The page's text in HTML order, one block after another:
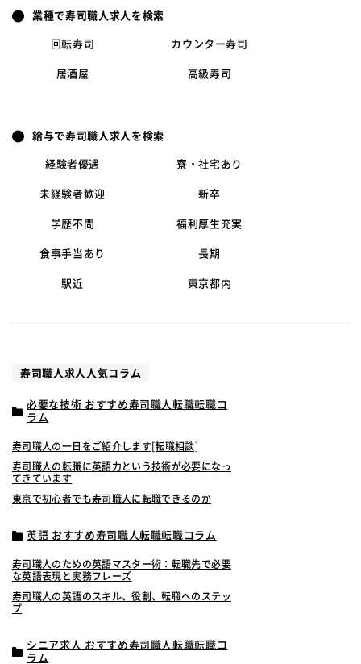
業種で寿司職人求人を検索
回転寿司 カウンター寿司
居酒屋 高級寿司
給与で寿司職人求人を検索
経験者優遇 寮・社宅あり
未経験者歓迎 新卒
学歴不問 福利厚生充実
食事手当あり 長期
駅近 東京都内
寿司職人求人人気コラム
必要な技術 おすすめ寿司職人転職転職コ
ラム
寿司職人の一日をご紹介します[転職相談]
寿司職人の転職に英語力という技術が必要になっ
てきています
東京で初心者でも寿司職人に転職できるのか
英語 おすすめ寿司職人転職転職コラム
寿司職人のための英語マスター術：転職先で必要
な英語表現と実務フレーズ
寿司職人の英語のスキル、役割、転職へのステッ
プ
シニア求人 おすすめ寿司職人転職転職コ
ラム